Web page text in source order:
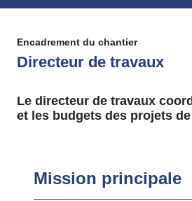
Encadrement du chantier
Directeur de travaux
Le directeur de travaux
et les budgets des projets
Mission principale